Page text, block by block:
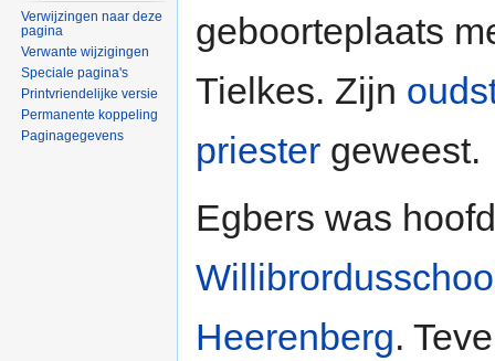
geboorteplaats
Tielkes. Zijn
priester geweest.
Egbers was
Heerenberg.
Verwijzingen naar deze
pagina
Verwante wijzigingen
Speciale pagina's
Printvriendelijke versie
Permanente koppeling
Paginagegevens